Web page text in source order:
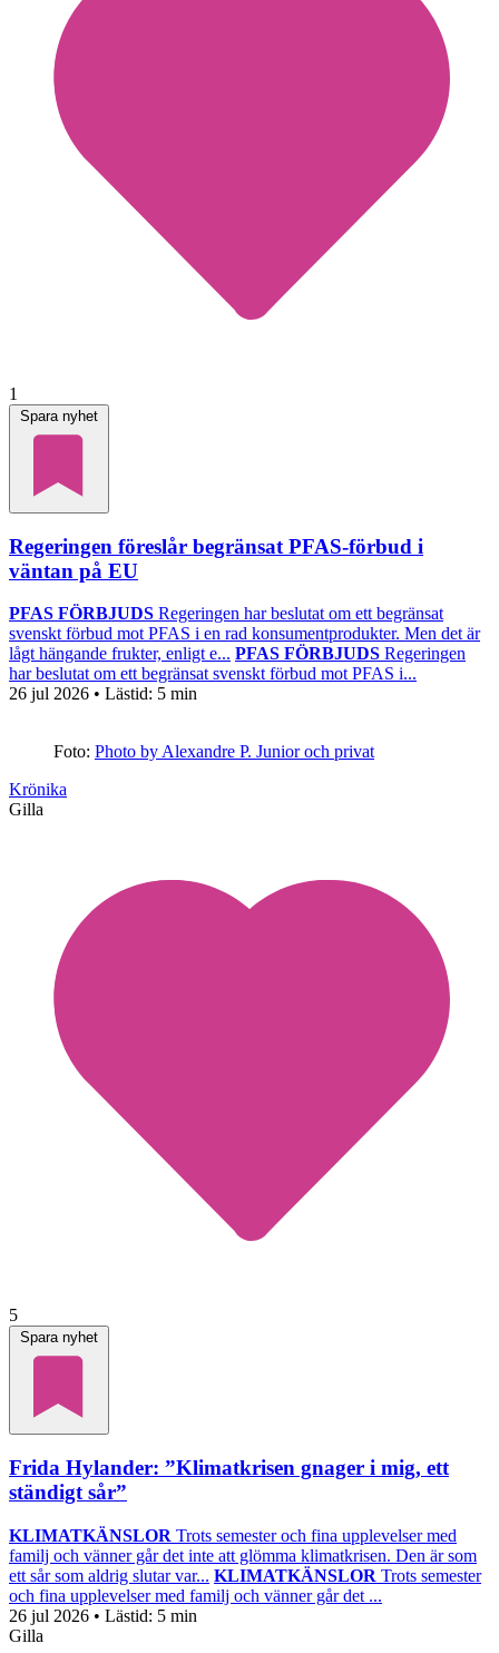
1
Spara nyhet
Regeringen föreslår begränsat PFAS-förbud i
väntan på EU
PFAS FÖRBJUDS Regeringen har beslutat om ett begränsat
svenskt förbud mot PFAS i en rad konsumentprodukter. Men det är
lågt hängande frukter, enligt e... PFAS FÖRBJUDS Regeringen
har beslutat om ett begränsat svenskt förbud mot PFAS i...
26 jul 2026 • Lästid: 5 min
Foto: Photo by Alexandre P. Junior och privat
Krönika
Gilla
5
Spara nyhet
Frida Hylander: ”Klimatkrisen gnager i mig, ett
ständigt sår”
KLIMATKÄNSLOR Trots semester och fina upplevelser med
familj och vänner går det inte att glömma klimatkrisen. Den är som
ett sår som aldrig slutar var... KLIMATKÄNSLOR Trots semester
och fina upplevelser med familj och vänner går det ...
26 jul 2026 • Lästid: 5 min
Gilla